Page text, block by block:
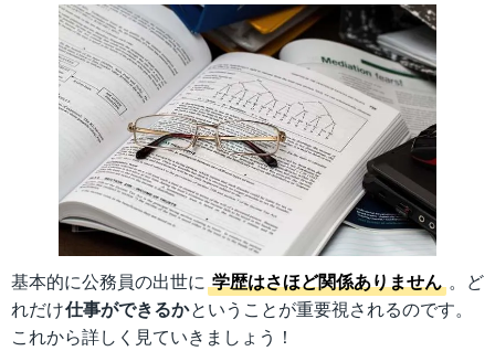
基本的に公務員の出世に 学歴はさほど関係ありません 。ど
れだけ仕事ができるかということが重要視されるのです。
これから詳しく見ていきましょう！